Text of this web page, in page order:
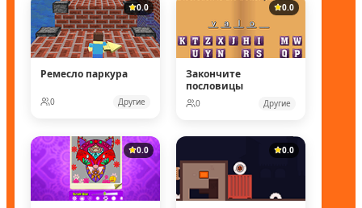
0.0
Ремесло паркура
0 Другие
0.0
Закончите
пословицы
0 Другие
0.0 0.0